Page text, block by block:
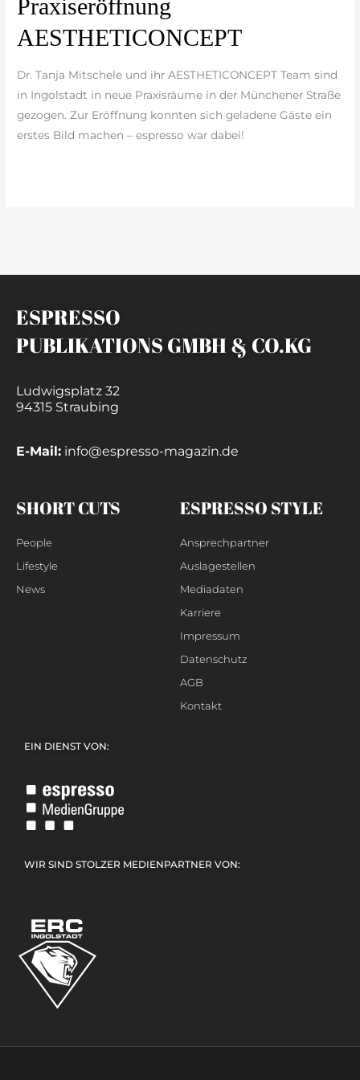
Praxiseröffnung
AESTHETICONCEPT
Dr. Tanja Mitschele und ihr AESTHETICONCEPT Team sind
in Ingolstadt in neue Praxisräume in der Münchener Straße
gezogen. Zur Eröffnung konnten sich geladene Gäste ein
erstes Bild machen – espresso war dabei!
ESPRESSO
PUBLIKATIONS GMBH & CO.KG
Ludwigsplatz 32
94315 Straubing
E-Mail: info@espresso-magazin.de
SHORT CUTS
People
Lifestyle
News
ESPRESSO STYLE
Ansprechpartner
Auslagestellen
Mediadaten
Karriere
Impressum
Datenschutz
AGB
Kontakt
EIN DIENST VON:
WIR SIND STOLZER MEDIENPARTNER VON: